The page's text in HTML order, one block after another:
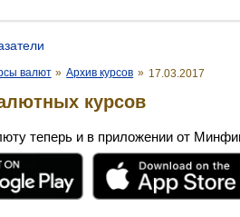
валют » Архив курсов » 17.03.2017
курсов
теперь и в приложении от